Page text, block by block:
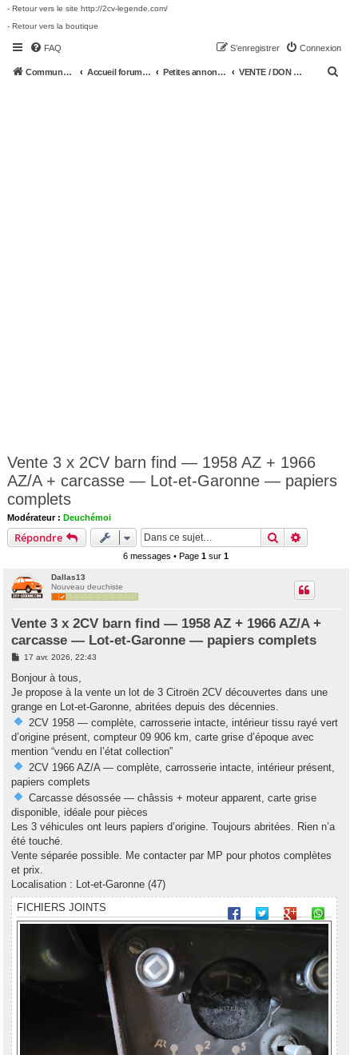
- Retour vers le site http://2cv-legende.com/
- Retour vers la boutique
FAQ Connexion
S’enregistrer
Communauté 2cv-legende.com Accueil forum 2cv-legende.com Petites annonces 2CV VENTE / DON 2CV -- pièces détachées 2CV
Vente 3 x 2CV barn find — 1958 AZ + 1966
AZ/A + carcasse — Lot-et-Garonne — papiers
complets
Modérateur : Deuchémoi
Répondre Rechercher
6 messages • Page1 sur1
Dallas13
Nouveau deuchiste
Vente 3 x 2CV barn find — 1958 AZ + 1966 AZ/A +
carcasse — Lot-et-Garonne — papiers complets
M
s
a
g
17 avr. 2026, 22:43
Bonjour à tous,
Je propose à la vente un lot de 3 Citroën 2CV découvertes dans une
grange en Lot-et-Garonne, abritées depuis des décennies.
2CV 1958 — complète, carrosserie intacte, intérieur tissu rayé vert
d’origine présent, compteur 09 906 km, carte grise d’époque avec
mention “vendu en l’état collection”
2CV 1966 AZ/A — complète, carrosserie intacte, intérieur présent,
papiers complets
Carcasse désossée — châssis + moteur apparent, carte grise
disponible, idéale pour pièces
Les 3 véhicules ont leurs papiers d’origine. Toujours abritées. Rien n’a
été touché.
Vente séparée possible. Me contacter par MP pour photos complètes
et prix.
Localisation : Lot-et-Garonne (47)
FICHIERS JOINTS